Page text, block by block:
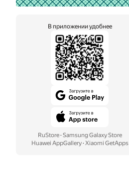
В приложении удобнее
RuStore· Samsung Galaxy Store
Huawei AppGallery· Xiaomi GetApps